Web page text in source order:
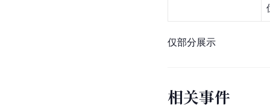
仅部分展示
相关事件